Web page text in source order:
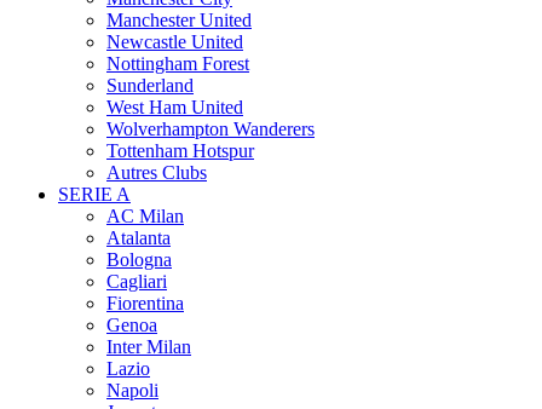
Manchester United
Newcastle United
Nottingham Forest
Sunderland
West Ham United
Wolverhampton Wanderers
Tottenham Hotspur
Autres Clubs
SERIE A
AC Milan
Atalanta
Bologna
Cagliari
Fiorentina
Genoa
Inter Milan
Lazio
Napoli